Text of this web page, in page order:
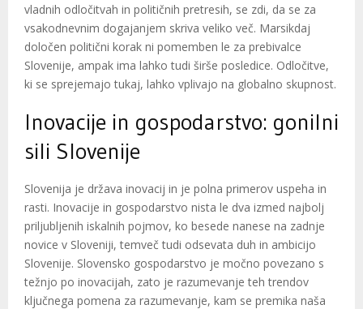
vladnih odločitvah in političnih pretresih, se zdi, da se za
vsakodnevnim dogajanjem skriva veliko več. Marsikdaj
določen politični korak ni pomemben le za prebivalce
Slovenije, ampak ima lahko tudi širše posledice. Odločitve,
ki se sprejemajo tukaj, lahko vplivajo na globalno skupnost.
Inovacije in gospodarstvo: gonilni
sili Slovenije
Slovenija je država inovacij in je polna primerov uspeha in
rasti. Inovacije in gospodarstvo nista le dva izmed najbolj
priljubljenih iskalnih pojmov, ko besede nanese na zadnje
novice v Sloveniji, temveč tudi odsevata duh in ambicijo
Slovenije. Slovensko gospodarstvo je močno povezano s
težnjo po inovacijah, zato je razumevanje teh trendov
ključnega pomena za razumevanje, kam se premika naša